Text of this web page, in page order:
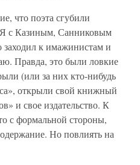
что поэта сгубили
с Казиным, Санниковым
заходил к имажинистам и
Правда, это были ловкие
(или за них кто-нибудь
открыли свой книжный
и свое издательство. К
с формальной стороны,
Но повлиять на